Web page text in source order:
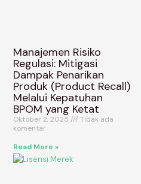
Manajemen Risiko
Regulasi: Mitigasi
Dampak Penarikan
Produk (Product Recall)
Melalui Kepatuhan
BPOM yang Ketat
Oktober 2, 2025
Tidak ada
komentar
Read More »